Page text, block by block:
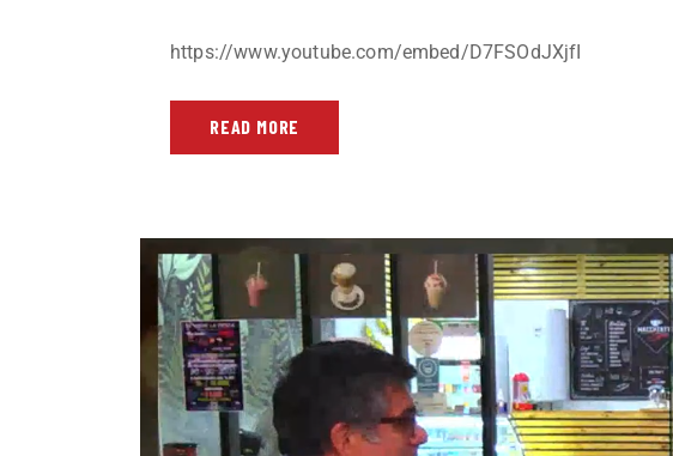
https://www.youtube.com/embed/D7FSOdJXjfI
READ MORE